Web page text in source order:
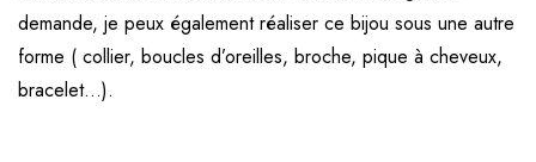
demande, je peux également réaliser ce bijou sous une autre
forme ( collier, boucles d’oreilles, broche, pique à cheveux,
bracelet…).